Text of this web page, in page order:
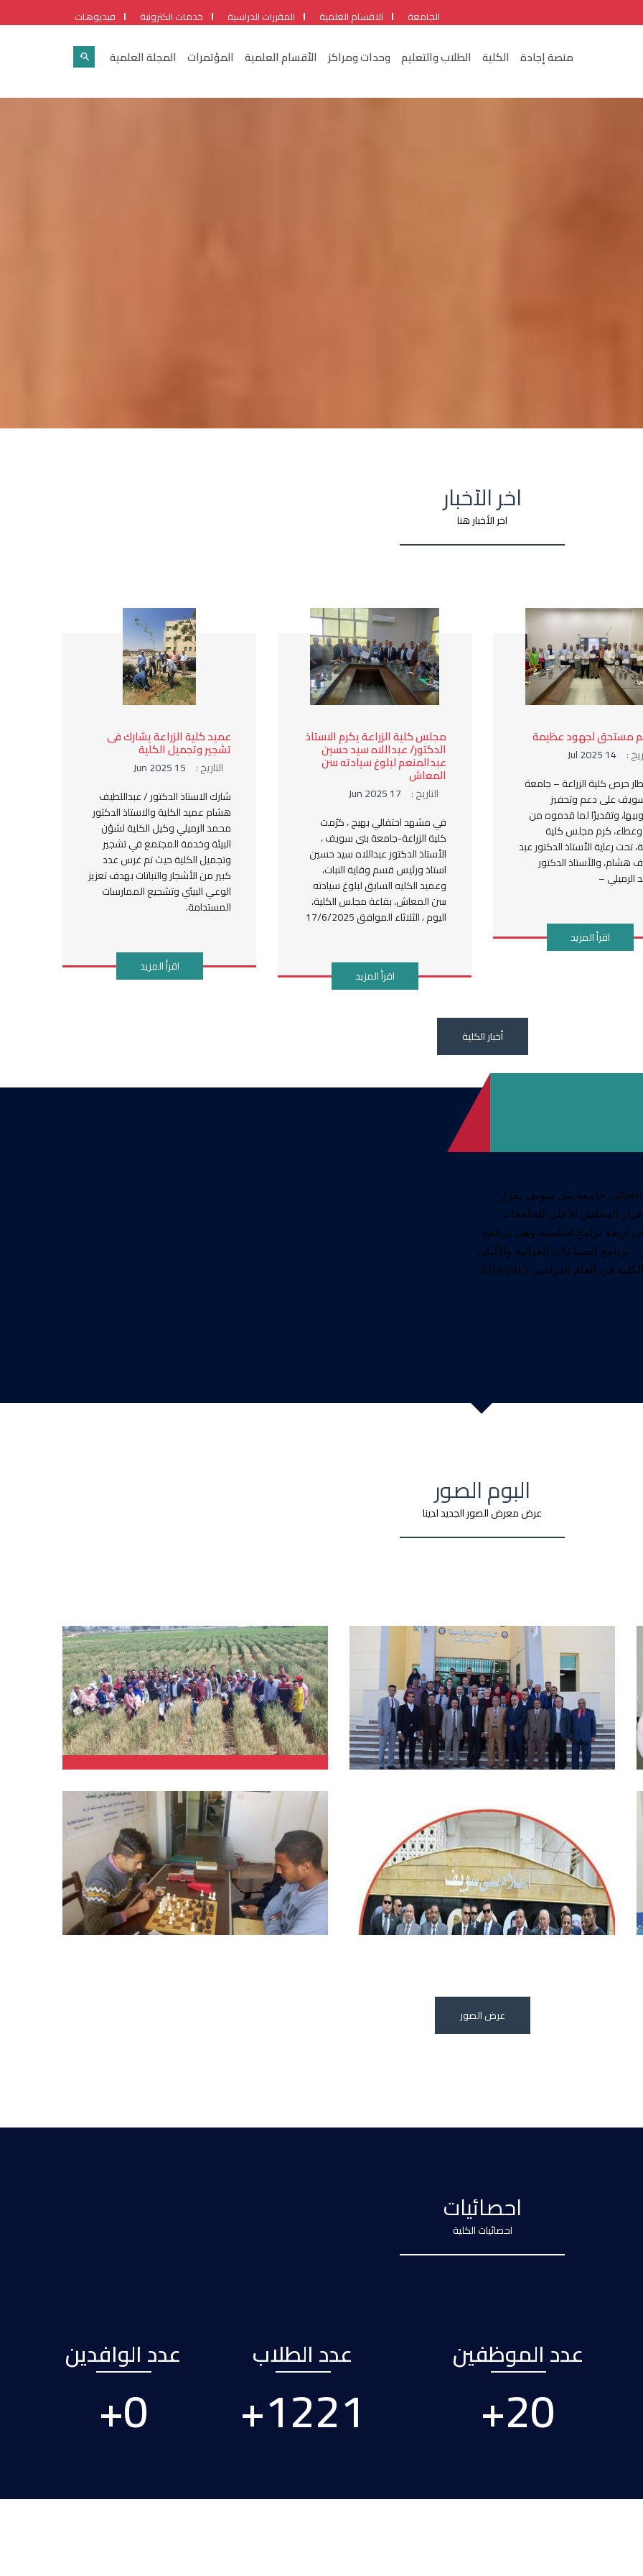
الجامعة الاقسام العلمية المقررات الدراسية خدمات الكترونية فيديوهات
منصة إجادة الكلية الطلاب والتعليم وحدات ومراكز الأقسام العلمية المؤتمرات المجلة العلمية
اخر الأخبار
اخر الأخبار هنا
مستحق لجهود عظيمة
:
14 Jul 2025
حرص كلية الزراعة – جامعة
على دعم وتحفيز
وتقديرًا لما قدموه من
كرم مجلس كلية
تحت رعاية الأستاذ الدكتور عبد
هشام، والأستاذ الدكتور
–
اقرأ المزيد
مجلس كلية الزراعة يكرم الاستاذ
الدكتور/ عبداللاه سيد حسين
عبدالمنعم لبلوغ سيادته سن
المعاش
التاريخ :
17 Jun 2025
في مشهد احتفالي بهيج ، كرّمت
كلية الزراعة-جامعة بنى سويف ،
الأستاذ الدكتور عبداللاه سيد حسين
استاذ ورئيس قسم وقاية النبات،
وعميد الكليه السابق لبلوغ سيادته
سن المعاش، بقاعة مجلس الكلية،
اليوم ، الثلاثاء الموافق 17/6/2025
اقرأ المزيد
عميد كلية الزراعة يشارك فى
تشجير وتجميل الكلية
التاريخ :
15 Jun 2025
شارك الاستاذ الدكتور / عبداللطيف
هشام عميد الكلية والاستاذ الدكتور
محمد الرميلي وكيل الكلية لشؤن
البيئة وخدمة المجتمع في تشجير
وتجميل الكلية حيث تم غرس عدد
كبير من الأشجار والنباتات بهدف تعزيز
الوعي البيئي وتشجيع الممارسات
المستدامة.
اقرأ المزيد
أخبار الكلية
الغذائى جامعة بنى سويف بقرار
1437 لسنة 2014 وقد صدر قرار المجلس الأعلى للجامعات
اربعة برامج اساسية وهى برنامج
- برنامج الصناعات الغذائية والألبان-
فى العام الدراسى 2014/2015
البوم الصور
عرض معرض الصور الجديد لدينا
عرض الصور
احصائيات
احصائيات الكلية
عدد الموظفين
29
+
عدد الطلاب
1761
+
عدد الوافدين
0
+